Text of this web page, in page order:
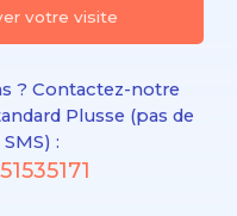
votre visite
? Contactez-notre
Plusse (pas de
SMS) :